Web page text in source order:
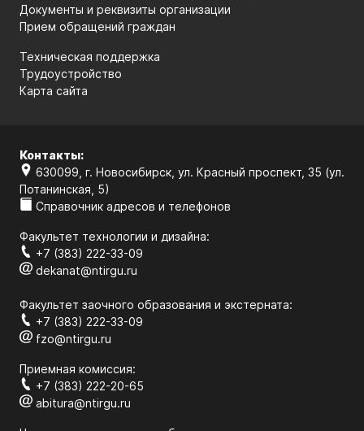
Документы и реквизиты организации
Прием обращений граждан
Техническая поддержка
Трудоустройство
Карта сайта
Контакты:
630099, г. Новосибирск, ул. Красный проспект, 35 (ул.
Потанинская, 5)
Справочник адресов и телефонов
Факультет технологии и дизайна:
+7 (383) 222-33-09
dekanat@ntirgu.ru
Факультет заочного образования и экстерната:
+7 (383) 222-33-09
fzo@ntirgu.ru
Приемная комиссия:
+7 (383) 222-20-65
abitura@ntirgu.ru